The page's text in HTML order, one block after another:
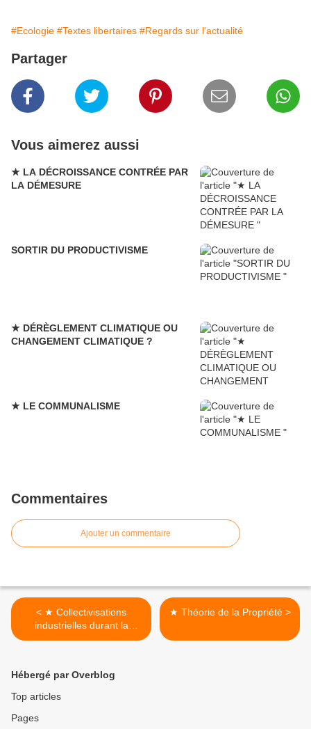
#Ecologie #Textes libertaires #Regards sur l'actualité
Partager
Vous aimerez aussi
★ LA DÉCROISSANCE CONTRÉE PAR
LA DÉMESURE
SORTIR DU PRODUCTIVISME
★ DÉRÈGLEMENT CLIMATIQUE OU
CHANGEMENT CLIMATIQUE ?
★ LE COMMUNALISME
Commentaires
Ajouter un commentaire
< ★ Collectivisations
industrielles durant la
révolution espagnole
★ Théorie de la Propriété >
Hébergé par Overblog
Top articles
Pages